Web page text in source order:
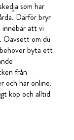
som har
Därför bryr
innebär att vi
Oavsett om du
byta ett
från
och här online.
köp och alltid